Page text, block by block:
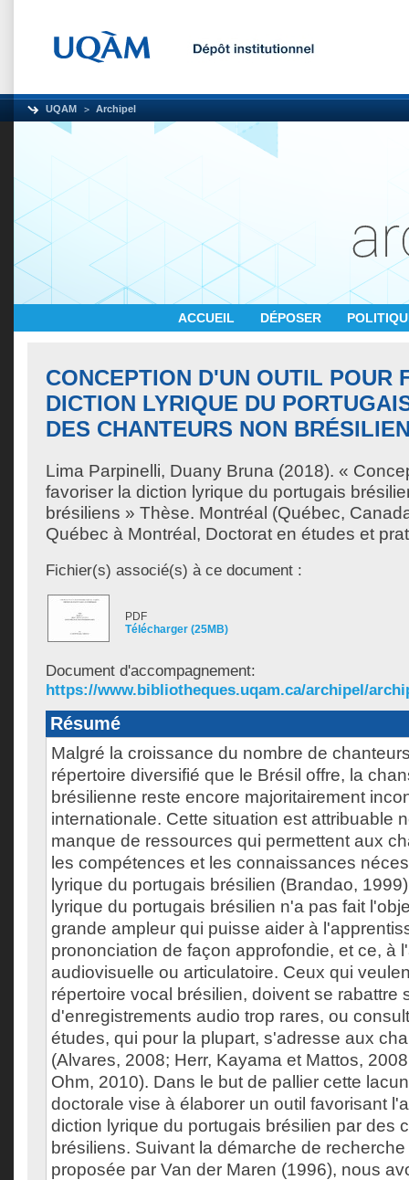
UQAM Archipel
ACCUEIL DÉPOSER
CONCEPTION D'UN OUTIL POUR
DICTION LYRIQUE DU
DES CHANTEURS NON
Lima Parpinelli, Duany Bruna (2018). «
favoriser la diction lyrique du portugais
brésiliens » Thèse. Montréal (Québec,
Québec à Montréal, Doctorat en études et
Fichier(s) associé(s) à ce document :
PDF
Télécharger (25MB)
Document d'accompagnement:
https://www.bibliotheques.uqam.ca/archipel/
Résumé
Malgré la croissance du nombre de
répertoire diversifié que le Brésil offre, la
brésilienne reste encore majoritairement
internationale. Cette situation est attribuable
manque de ressources qui permettent aux
les compétences et les connaissances
lyrique du portugais brésilien (Brandao,
lyrique du portugais brésilien n'a pas fait
grande ampleur qui puisse aider à
prononciation de façon approfondie, et ce, à
audiovisuelle ou articulatoire. Ceux qui
répertoire vocal brésilien, doivent se rabattre
d'enregistrements audio trop rares, ou
études, qui pour la plupart, s'adresse aux
(Alvares, 2008; Herr, Kayama et Mattos,
Ohm, 2010). Dans le but de pallier cette
doctorale vise à élaborer un outil favorisant
diction lyrique du portugais brésilien par des
brésiliens. Suivant la démarche de
proposée par Van der Maren (1996), nous